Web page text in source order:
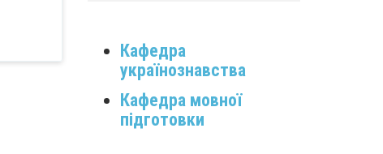
Кафедра
українознавства
Кафедра мовної
підготовки